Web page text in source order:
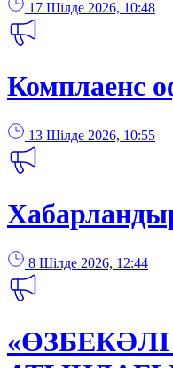
17 Шілде 2026, 10:48
Комплаенс
13 Шілде 2026, 10:55
8 Шілде 2026, 12:44